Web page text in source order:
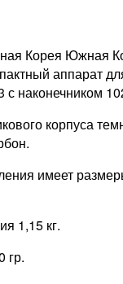
Корея Южная
аппарат
наконечником
корпуса
имеет
1,15 кг.
гр.